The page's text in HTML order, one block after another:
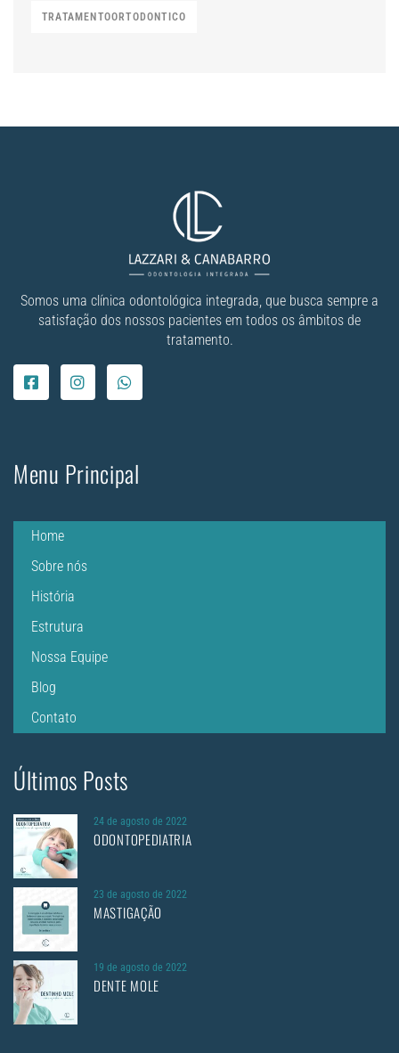
TRATAMENTOORTODONTICO
Somos uma clínica odontológica integrada, que busca sempre a
satisfação dos nossos pacientes em todos os âmbitos de
tratamento.
Menu Principal
Home
Sobre nós
História
Estrutura
Nossa Equipe
Blog
Contato
Últimos Posts
24 de agosto de 2022
ODONTOPEDIATRIA
23 de agosto de 2022
MASTIGAÇÃO
19 de agosto de 2022
DENTE MOLE